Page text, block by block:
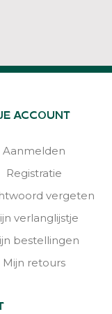
ACCOUNT
Aanmelden
Registratie
vergeten
verlanglijstje
bestellingen
Mijn retours